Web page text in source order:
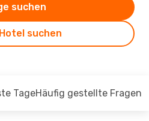
suchen
suchen
TageHäufig gestellte Fragen